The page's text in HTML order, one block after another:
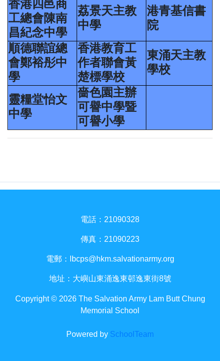
香港四邑商
工總會陳南
昌紀念中學
荔景天主教
中學
港青基信書
院
順德聯誼總
會鄭裕彤中
學
香港教育工
作者聯會黃
楚標學校
東涌天主教
學校
靈糧堂怡文
中學
嗇色園主辦
可譽中學暨
可譽小學
電話：21090328
傳真：21090223
電郵： lbcps@hkm.salvationarmy.org
地址：大嶼山東涌逸東邨逸東街8號
Copyright © 2026 The Salvation Army Lam Butt Chung
Memorial School
Powered by SchoolTeam